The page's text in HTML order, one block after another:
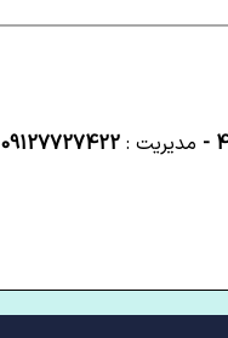
مدیریت : 09127727422